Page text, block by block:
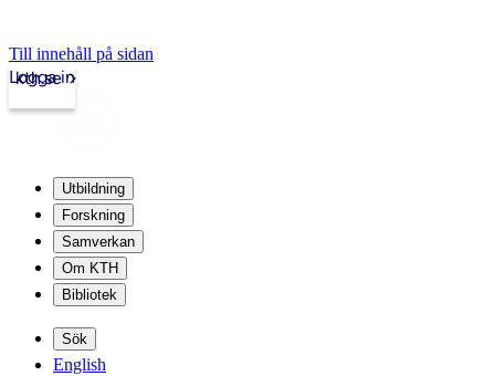
Till innehåll på sidan
kth.se
Logga in
Utbildning
Forskning
Samverkan
Om KTH
Bibliotek
Sök
English